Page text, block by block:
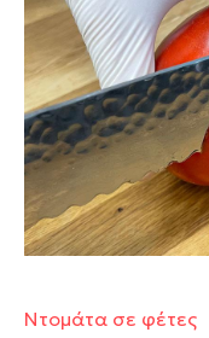
Ντομάτα σε φέτες